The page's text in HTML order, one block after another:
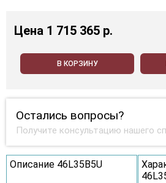
Цена 1 715 365 p.
В КОРЗИНУ
Остались вопросы?
Получите консультацию нашего
Описание 46L35B5U